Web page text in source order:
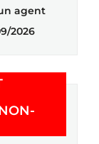
agent
2026